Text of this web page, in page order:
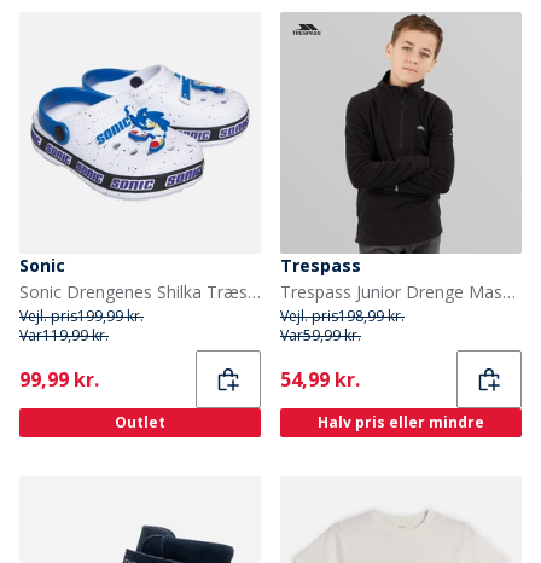
Sonic
Sonic Drengenes Shilka Træsko Hvid/Multi
Vejl. pris199,99 kr.
Var119,99 kr.
Current
99,99 kr.
Outlet
Trespass
Trespass Junior Drenge Masonville 1/2 Lynlås Mikro Fleece Sort
Vejl. pris198,99 kr.
Var59,99 kr.
Current
54,99 kr.
Halv pris eller mindre